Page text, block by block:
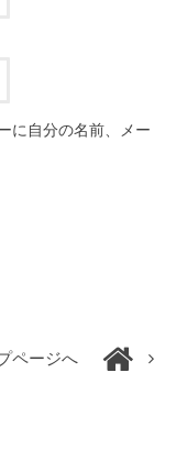
に自分の名前、メー
ページへ